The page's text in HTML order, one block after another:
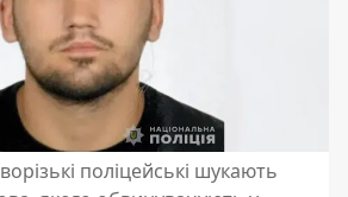
поліцейські шукають